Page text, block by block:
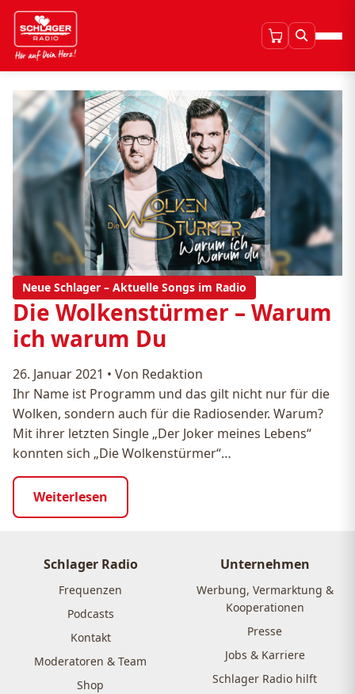
Neue Schlager – Aktuelle Songs im Radio
Die Wolkenstürmer – Warum
ich warum Du
26. Januar 2021 • Von Redaktion
Ihr Name ist Programm und das gilt nicht nur für die
Wolken, sondern auch für die Radiosender. Warum?
Mit ihrer letzten Single „Der Joker meines Lebens“
konnten sich „Die Wolkenstürmer“…
Weiterlesen
Schlager Radio
Frequenzen
Podcasts
Kontakt
Moderatoren & Team
Shop
Unternehmen
Werbung, Vermarktung &
Kooperationen
Presse
Jobs & Karriere
Schlager Radio hilft